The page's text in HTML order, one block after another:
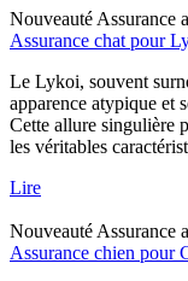
Nouveauté Assurance
Assurance chat pour
Le Lykoi, souvent
apparence atypique et
Cette allure singulière
les véritables
Lire
Nouveauté Assurance
Assurance chien pour